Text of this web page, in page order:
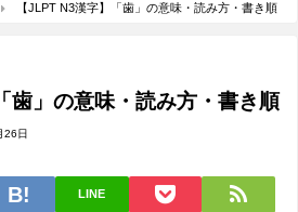
【JLPT N3漢字】「歯」の意味・読み方・書き順
歯」の意味・読み方・書き順
26日
LINE